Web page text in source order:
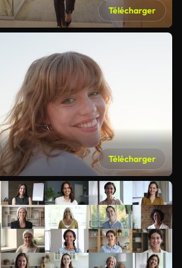
Télécharger
Télécharger